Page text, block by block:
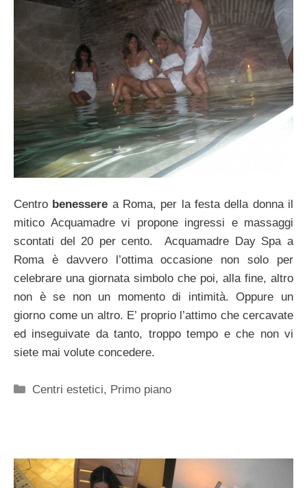
Centro benessere a Roma, per la festa della donna il
mitico Acquamadre vi propone ingressi e massaggi
scontati del 20 per cento. Acquamadre Day Spa a
Roma è davvero l’ottima occasione non solo per
celebrare una giornata simbolo che poi, alla fine, altro
non è se non un momento di intimità. Oppure un
giorno come un altro. E’ proprio l’attimo che cercavate
ed inseguivate da tanto, troppo tempo e che non vi
siete mai volute concedere.
Categorie
Centri estetici, Primo piano